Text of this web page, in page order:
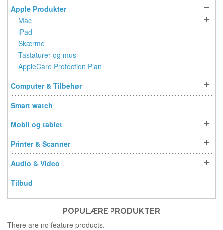
Apple Produkter
Mac
iPad
Skærme
Tastaturer og mus
AppleCare Protection Plan
Computer & Tilbehør
Smart watch
Mobil og tablet
Printer & Scanner
Audio & Video
Tilbud
POPULÆRE PRODUKTER
There are no feature products.